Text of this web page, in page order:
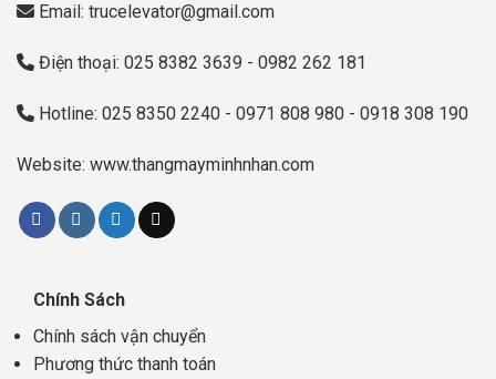
Email: trucelevator@gmail.com
Điện thoại: 025 8382 3639 - 0982 262 181
Hotline: 025 8350 2240 - 0971 808 980 - 0918 308 190
Website: www.thangmayminhnhan.com
Chính Sách
Chính sách vận chuyển
Phương thức thanh toán